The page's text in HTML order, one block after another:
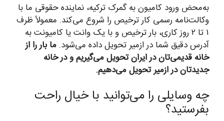
به‌محض ورود کامیون به گمرک ترکیه، نماینده حقوقی ما با
وکالت‌نامه رسمی کار ترخیص را شروع می‌کند. معمولاً ظرف
۱ تا ۲ روز کاری، بار ترخیص و با یک وانت یا کامیونت به
آدرس دقیق شما در ازمیر تحویل داده می‌شود. ما بار را از
خانه قدیمی‌تان در ایران تحویل می‌گیریم و در خانه
جدیدتان در ازمیر تحویل می‌دهیم.
چه وسایلی را می‌توانید با خیال راحت
بفرستید؟